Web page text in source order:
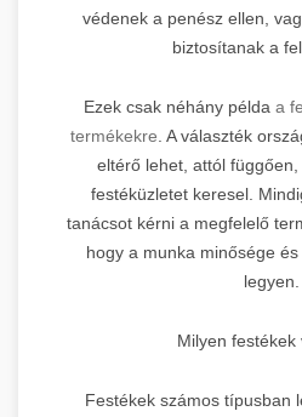
védenek a penész ellen,
biztosítanak a
Ezek csak néhány példa a
termékekre . A választék
eltérő lehet, attól
festéküzletet keresel.
tanácsot kérni a megfelelő
hogy a munka minősége
legyen.
Milyen festékek
Festékek számos típusban